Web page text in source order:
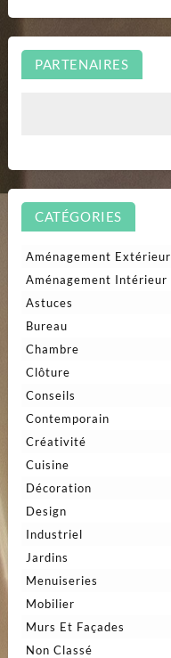
PARTENAIRES
CATÉGORIES
Aménagement Extérieur
Aménagement Intérieur
Astuces
Bureau
Chambre
Clôture
Conseils
Contemporain
Créativité
Cuisine
Décoration
Design
Industriel
Jardins
Menuiseries
Mobilier
Murs Et Façades
Non Classé